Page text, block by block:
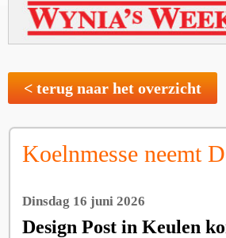
< terug naar het overzicht
Koelnmesse neemt
Dinsdag 16 juni 2026
Design Post in Keulen